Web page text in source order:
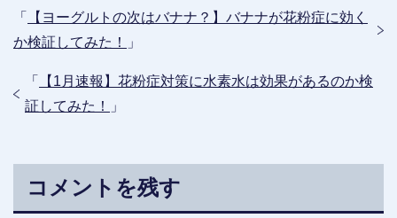
「
【ヨーグルトの次はバナナ？】バナナが花粉症に効く
か検証してみた！
」
「
【1月速報】花粉症対策に水素水は効果があるのか検
証してみた！
」
コメントを残す